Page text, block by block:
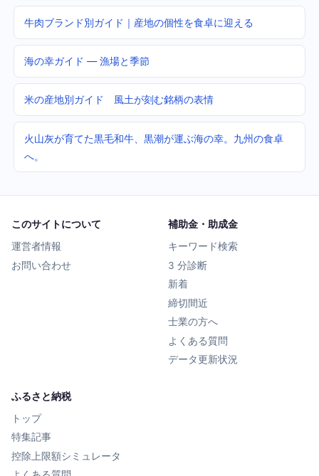
牛肉ブランド別ガイド｜産地の個性を食卓に迎える
海の幸ガイド — 漁場と季節
米の産地別ガイド 風土が刻む銘柄の表情
火山灰が育てた黒毛和牛、黒潮が運ぶ海の幸。九州の食卓
へ。
このサイトについて
運営者情報
お問い合わせ
補助金・助成金
キーワード検索
3 分診断
新着
締切間近
士業の方へ
よくある質問
データ更新状況
ふるさと納税
トップ
特集記事
控除上限額シミュレータ